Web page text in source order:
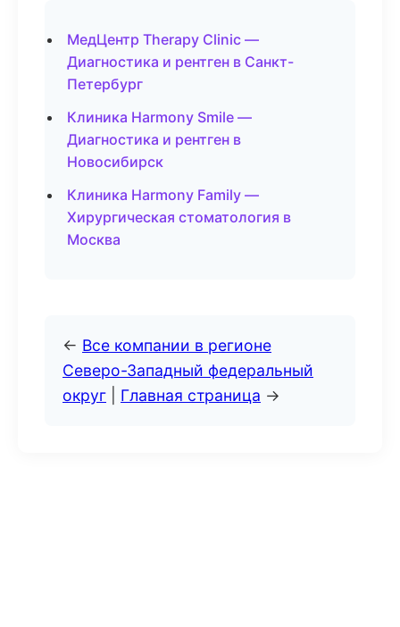
МедЦентр Therapy Clinic —
Диагностика и рентген в Санкт-
Петербург
Клиника Harmony Smile —
Диагностика и рентген в
Новосибирск
Клиника Harmony Family —
Хирургическая стоматология в
Москва
← Все компании в регионе
Северо-Западный федеральный
округ
Главная страница →